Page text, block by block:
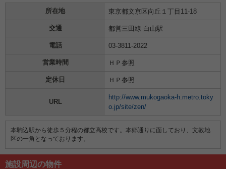
所在地 東京都文京区向丘１丁目11-18
交通 都営三田線 白山駅
電話 03-3811-2022
営業時間 ＨＰ参照
定休日 ＨＰ参照
URL
http://www.mukogaoka-h.metro.toky
o.jp/site/zen/
本駒込駅から徒歩５分程の都立高校です。本郷通りに面しており、文教地
区の一角となっております。
施設周辺の物件